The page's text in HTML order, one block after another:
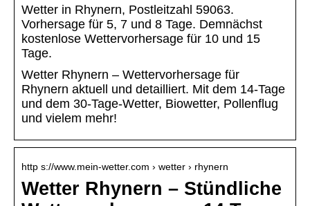
Wetter in Rhynern, Postleitzahl 59063.
Vorhersage für 5, 7 und 8 Tage. Demnächst
kostenlose Wettervorhersage für 10 und 15
Tage.
Wetter Rhynern – Wettervorhersage für
Rhynern aktuell und detailliert. Mit dem 14-Tage
und dem 30-Tage-Wetter, Biowetter, Pollenflug
und vielem mehr!
http s://www.mein-wetter.com › wetter › rhynern
Wetter Rhynern – Stündliche